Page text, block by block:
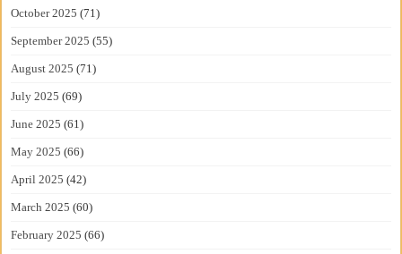
October 2025 (71)
September 2025 (55)
August 2025 (71)
July 2025 (69)
June 2025 (61)
May 2025 (66)
April 2025 (42)
March 2025 (60)
February 2025 (66)